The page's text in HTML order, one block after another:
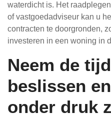
waterdicht is. Het
of vastgoedadviseur kan u
contracten te doorgronden,
investeren in een woning in
Neem de
beslissen
onder druk